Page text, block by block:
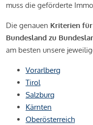
muss die geförderte
Die genauen Kriterien
Bundesland zu
am besten unsere
Vorarlberg
Tirol
Salzburg
Kärnten
Oberösterreich